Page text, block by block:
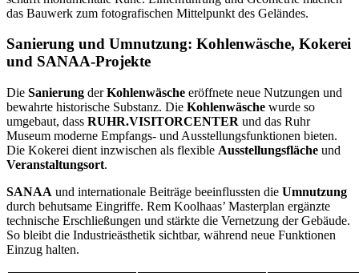
das Bauwerk zum fotografischen Mittelpunkt des Geländes.
Sanierung und Umnutzung: Kohlenwäsche, Kokerei
und SANAA-Projekte
Die Sanierung derKohlenwäsche eröffnete neue Nutzungen und
bewahrte historische Substanz. Die Kohlenwäsche wurde so
umgebaut, dass RUHR.VISITORCENTER und das Ruhr
Museum moderne Empfangs- und Ausstellungsfunktionen bieten.
Die Kokerei dient inzwischen als flexible Ausstellungsfläche und
Veranstaltungsort.
SANAA und internationale Beiträge beeinflussten die Umnutzung
durch behutsame Eingriffe. Rem Koolhaas’ Masterplan ergänzte
technische Erschließungen und stärkte die Vernetzung der Gebäude.
So bleibt die Industrieästhetik sichtbar, während neue Funktionen
Einzug halten.